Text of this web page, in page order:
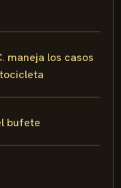
maneja los casos
bufete